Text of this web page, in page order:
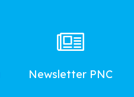
Newsletter PNC